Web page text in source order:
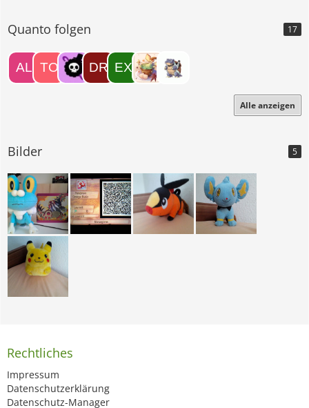
Quanto folgen 17
Alle anzeigen
Bilder 5
Rechtliches
Impressum
Datenschutzerklärung
Datenschutz-Manager